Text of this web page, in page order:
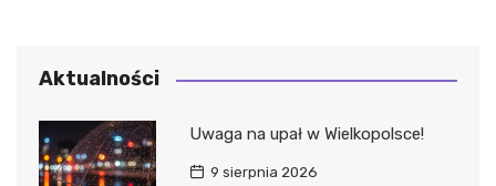
Aktualności
Uwaga na upał w Wielkopolsce!
9 sierpnia 2026